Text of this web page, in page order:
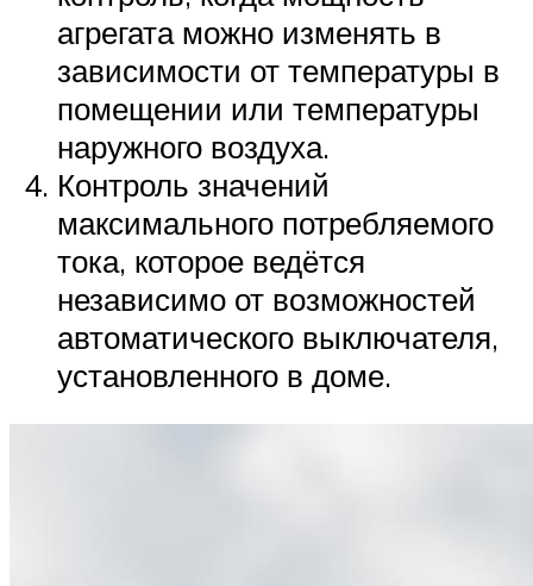
агрегата можно изменять в
зависимости от температуры в
помещении или температуры
наружного воздуха.
Контроль значений
максимального потребляемого
тока, которое ведётся
независимо от возможностей
автоматического выключателя,
установленного в доме.